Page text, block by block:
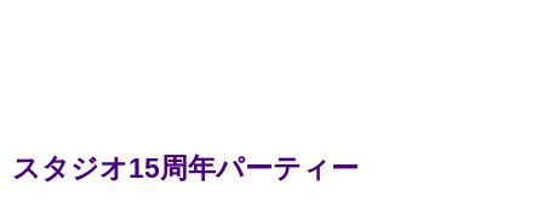
スタジオ15周年パーティー